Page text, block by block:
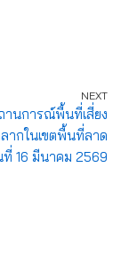
NEXT
านการณ์พื้นที่เสี่ยง
ากในเขตพื้นที่ลาด
ที่ 16 มีนาคม 2569